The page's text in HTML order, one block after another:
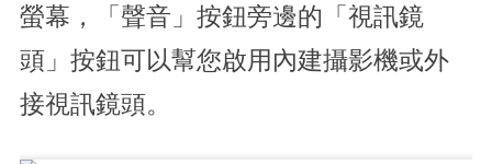
螢幕，「聲音」按鈕旁邊的「視訊鏡
頭」按鈕可以幫您啟用內建攝影機或外
接視訊鏡頭。